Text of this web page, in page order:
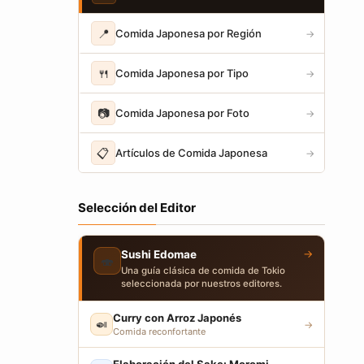
📍 Comida Japonesa por Región →
🍴 Comida Japonesa por Tipo →
📷 Comida Japonesa por Foto →
📋 Artículos de Comida Japonesa →
Selección del Editor
🍣 Sushi Edomae
Una guía clásica de comida de Tokio
seleccionada por nuestros editores.
→
🍛 Curry con Arroz Japonés
Comida reconfortante
→